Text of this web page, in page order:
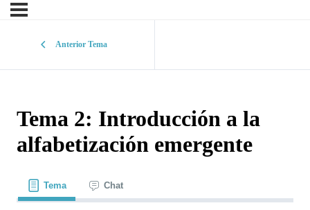
Anterior Tema
Tema 2: Introducción a la
alfabetización emergente
Tema Chat